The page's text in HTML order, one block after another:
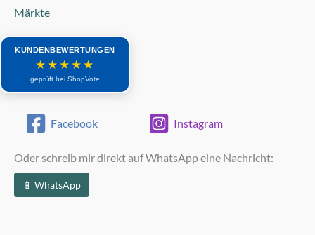
Märkte
KUNDENBEWERTUNGEN
★★★★★
geprüft bei ShopVote
Facebook Instagram
Oder schreib mir direkt auf WhatsApp eine Nachricht:
📱 WhatsApp